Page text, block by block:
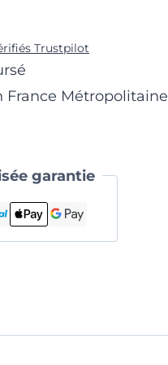
Trustpilot
Métropolitaine
garantie